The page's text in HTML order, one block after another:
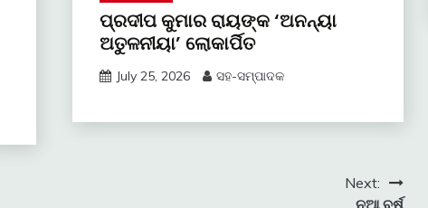
ପ୍ରଦୀପ କୁମାର ରାୟଙ୍କ ‘ଅନନ୍ୟା
ଅତୁଳନୀୟା’ ଲୋକାର୍ପିତ
July 25, 2026 ସହ-ସମ୍ପାଦକ
Next: